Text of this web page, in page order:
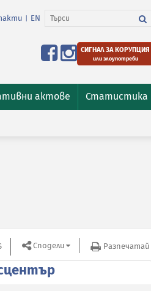
EN
СИГНАЛ ЗА КОРУПЦИЯ
или злоупотреби
актове Статистика
Сподели Разпечатай